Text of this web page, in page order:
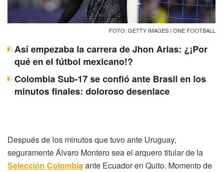
FOTO: GETTY IMAGES | ONE FOOTBALL
Así empezaba la carrera de Jhon Arias: ¿¡Por
qué en el fútbol mexicano!?
Colombia Sub-17 se confió ante Brasil en los
minutos finales: doloroso desenlace
Después de los minutos que tuvo ante Uruguay,
seguramente Álvaro Montero sea el arquero titular de la
Selección Colombiaante Ecuador en Quito. Momento de